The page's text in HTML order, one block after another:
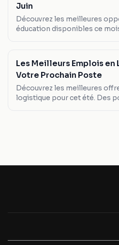
Juin
Découvrez les meilleures
éducation disponibles ce
Les Meilleurs Emplois en
Votre Prochain Poste
Découvrez les meilleures
logistique pour cet été. Des